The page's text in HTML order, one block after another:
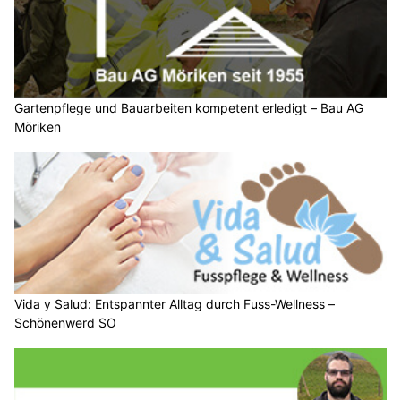
Gartenpflege und Bauarbeiten kompetent erledigt – Bau AG
Möriken
Vida y Salud: Entspannter Alltag durch Fuss-Wellness –
Schönenwerd SO